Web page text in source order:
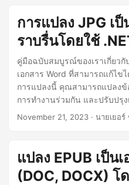
การแปลง JPG เ
ราบรื่นโดยใช้
คู่มือฉบับสมบูรณ์ของเราเกี่ยวกั
เอกสาร Word ที่สามารถแก้ไข
การแปลงนี้ คุณสามารถแปลง
การทำงานร่วมกัน และปรับปรุ
ประสิทธิภาพยิ่งขึ้น
November 21, 2023 · นายเยอ
แปลง EPUB เป็น
(DOC, DOCX) โ